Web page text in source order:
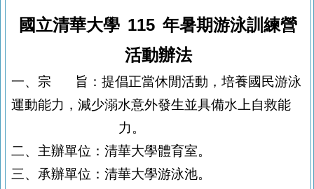
國立清華大學 115 年暑期游泳訓練營
活動辦法
一、宗
旨：提倡正當休閒活動，培養國民游泳
運動能力，減少溺水意外發生並具備水上自救能
力。
二、主辦單位：清華大學體育室。
三、承辦單位：清華大學游泳池。